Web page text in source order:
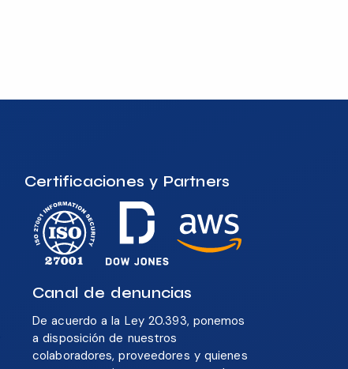
Certificaciones y Partners
Canal de denuncias
De acuerdo a la Ley 20.393, ponemos
a disposición de nuestros
colaboradores, proveedores y quienes